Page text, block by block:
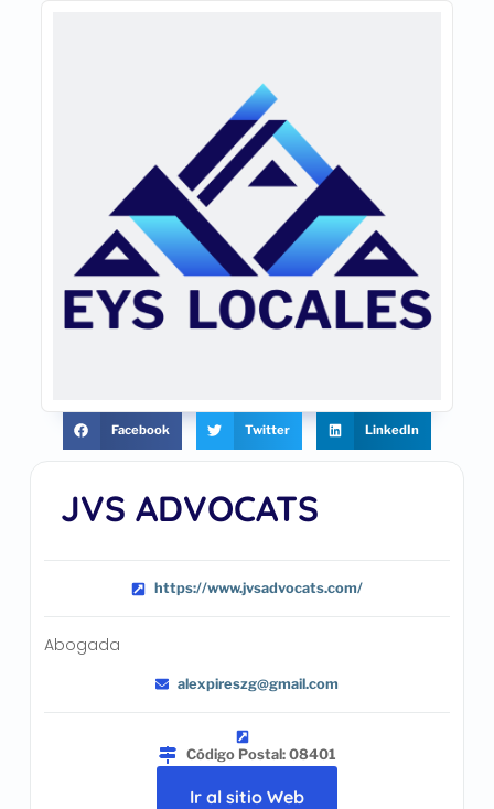
JVS ADVOCATS
https://www.jvsadvocats.com/
Abogada
alexpireszg@gmail.com
Código Postal: 08401
Ir al sitio Web
Facebook Twitter LinkedIn